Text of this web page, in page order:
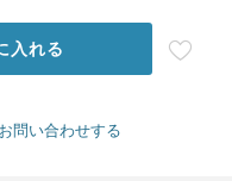
入れる
問い合わせする